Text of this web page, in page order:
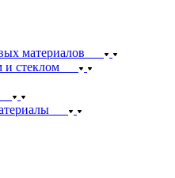
материалов
и стеклом